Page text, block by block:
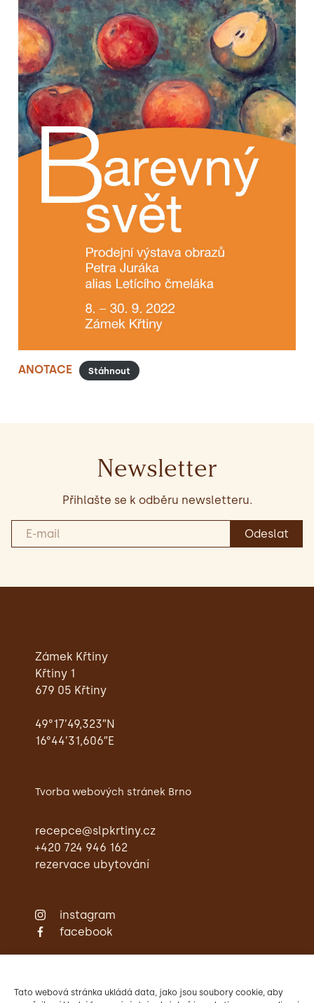
Tato webová stránka ukládá data, jako jsou soubory cookie, aby
ANOTACE Stáhnout
Newsletter
Přihlašte se k odběru newsletteru.
Zámek Křtiny
Křtiny 1
679 05 Křtiny
49°17’49,323″N
16°44’31,606″E
Tvorba webových stránek Brno
recepce@slpkrtiny.cz
+420 724 946 162
rezervace ubytování
instagram
facebook
Svatby